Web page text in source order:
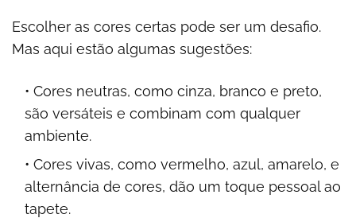
Escolher as cores certas pode ser um desafio.
Mas aqui estão algumas sugestões:
Cores neutras, como cinza, branco e preto,
são versáteis e combinam com qualquer
ambiente.
Cores vivas, como vermelho, azul, amarelo, e
alternância de cores, dão um toque pessoal ao
tapete.